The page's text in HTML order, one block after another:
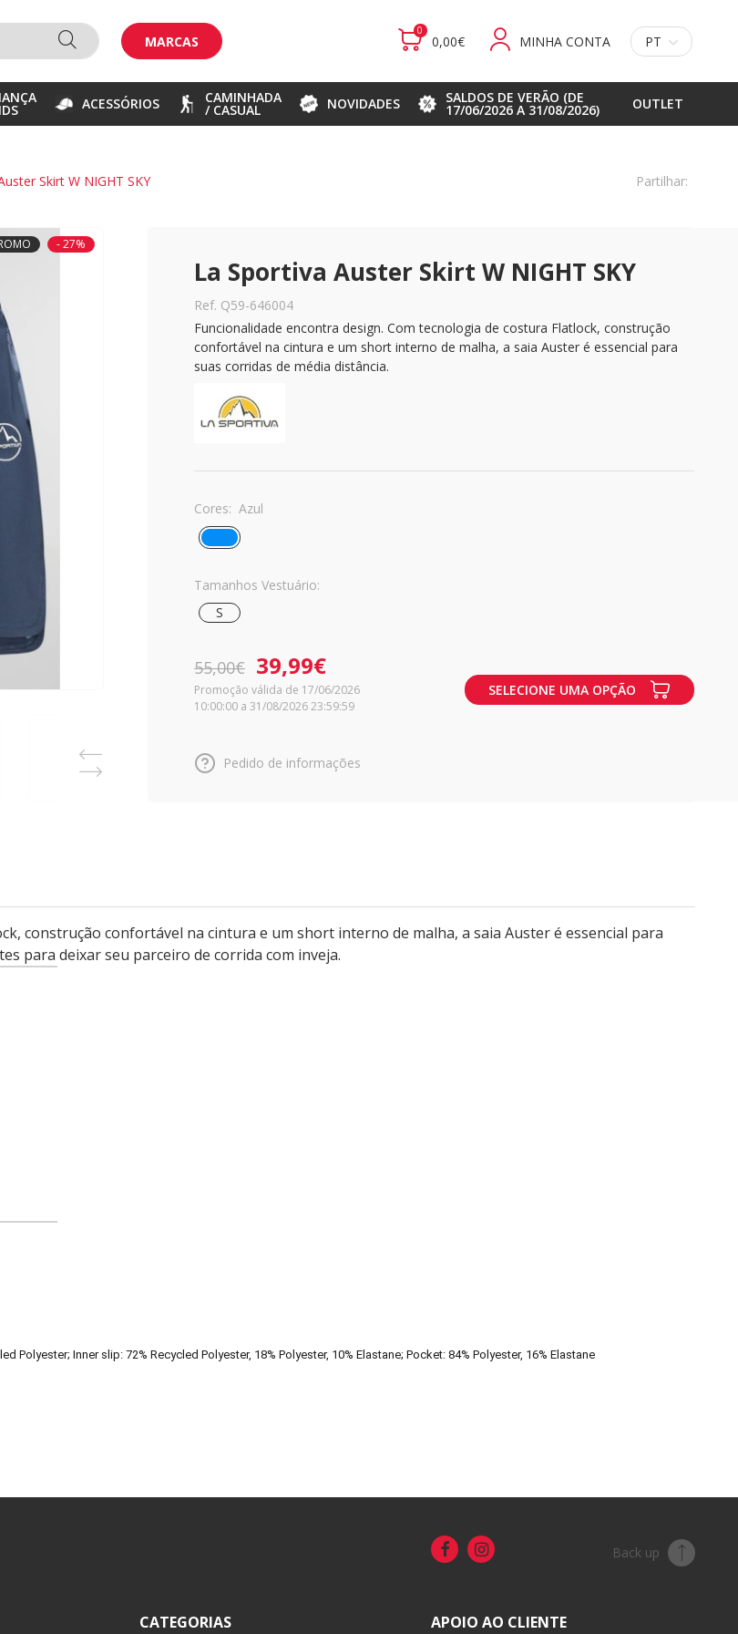
MARCAS
0
0,00€ MINHA CONTA PT
ACESSÓRIOS CAMINHADA
/ CASUAL NOVIDADES SALDOS DE VERÃO (DE
17/06/2026 A 31/08/2026) OUTLET
Skirt W NIGHT SKY Partilhar:
- 27%
La Sportiva Auster Skirt W NIGHT SKY
Ref. Q59-646004
Funcionalidade encontra design. Com tecnologia de costura Flatlock, construção
confortável na cintura e um short interno de malha, a saia Auster é essencial para
suas corridas de média distância.
Cores: Azul
Tamanhos Vestuário:
S
55,00€ 39,99€
Promoção válida de 17/06/2026
10:00:00 a 31/08/2026 23:59:59
SELECIONE UMA OPÇÃO
Pedido de informações
construção confortável na cintura e um short interno de malha, a saia Auster é essencial para
para deixar seu parceiro de corrida com inveja.
Polyester; Inner slip: 72% Recycled Polyester, 18% Polyester, 10% Elastane; Pocket: 84% Polyester, 16% Elastane
Back up
CATEGORIAS APOIO AO CLIENTE